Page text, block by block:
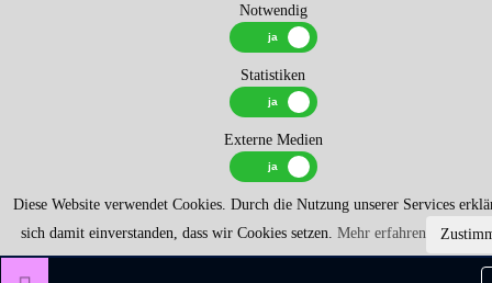
Notwendig
Statistiken
Externe Medien
Diese Website verwendet Cookies. Durch die Nutzung unserer Services
sich damit einverstanden, dass wir Cookies setzen. Mehr erfahren